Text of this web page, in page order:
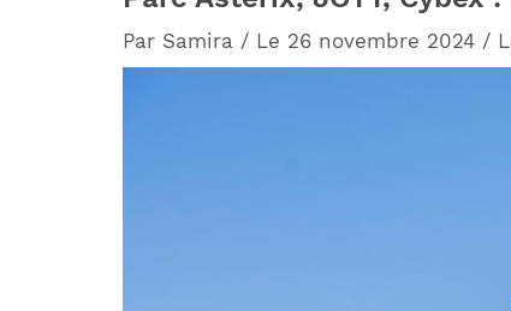
Par Samira / Le 26 novembre 2024 /